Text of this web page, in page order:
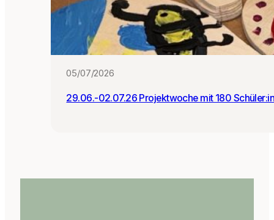
05/07/2026
29.06.-02.07.26 Projektwoche mit 180